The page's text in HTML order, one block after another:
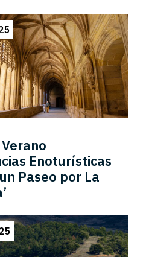
Enoturísticas
Paseo por La